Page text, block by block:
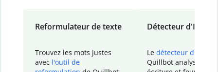
Reformulateur de texte
Trouvez les mots justes
avec l'outil de
Détecteur d'IA
Le détecteur d'IA
Quillbot analyse votre